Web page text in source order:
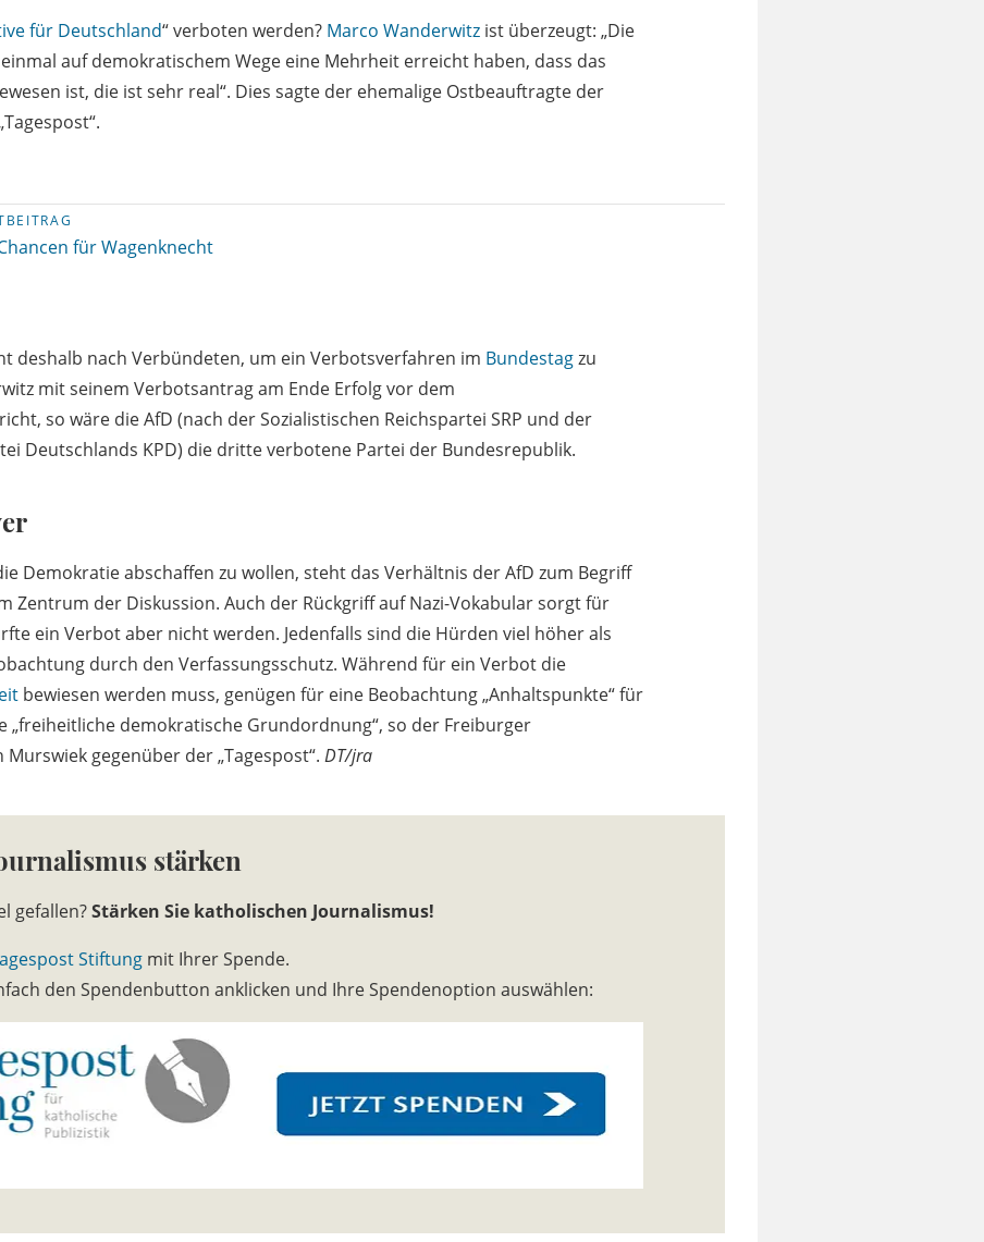
für Deutschland“ verboten werden? Marco Wanderwitz ist überzeugt: „Die
auf demokratischem Wege eine Mehrheit erreicht haben, dass das
ist, die ist sehr real“. Dies sagte der ehemalige Ostbeauftragte der
für Wagenknecht
deshalb nach Verbündeten, um ein Verbotsverfahren im Bundestagzu
mit seinem Verbotsantrag am Ende Erfolg vor dem
so wäre die AfD (nach der Sozialistischen Reichspartei SRP und der
Deutschlands KPD) die dritte verbotene Partei der Bundesrepublik.
Demokratie abschaffen zu wollen, steht das Verhältnis der AfD zum Begriff
Zentrum der Diskussion. Auch der Rückgriff auf Nazi-Vokabular sorgt für
ein Verbot aber nicht werden. Jedenfalls sind die Hürden viel höher als
durch den Verfassungsschutz. Während für ein Verbot die
bewiesen werden muss, genügen für eine Beobachtung „Anhaltspunkte“ für
„freiheitliche demokratische Grundordnung“, so der Freiburger
gegenüber der „Tagespost“. DT/jra
stärken
gefallen?Stärken Sie katholischen Journalismus!
Stiftung mit Ihrer Spende.
den Spendenbutton anklicken und Ihre Spendenoption auswählen: